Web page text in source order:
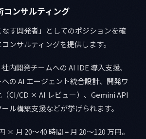
コンサルティング
なす開発者」としてのポジションを確
ンサルティングを提供します。
内開発チームへの AI IDE 導入支援、
の AI エージェント統合設計、開発ワ
CI/CD × AI レビュー）、Gemini API
ル構築支援などが挙げられます。
× 月 20〜40 時間 = 月 20〜120 万円。